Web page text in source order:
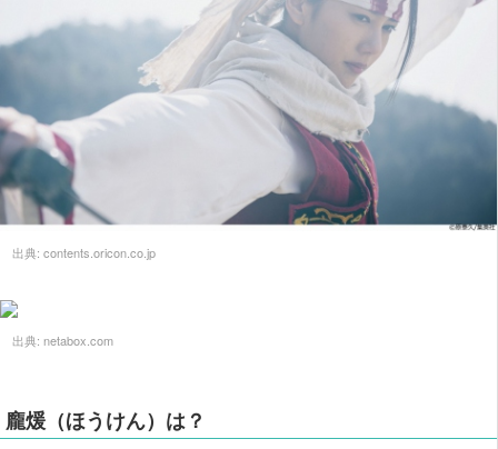
出典: contents.oricon.co.jp
出典: netabox.com
龐煖（ほうけん）は？